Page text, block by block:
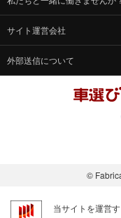
サイト運営会社
外部送信について
©
当サイトを運営